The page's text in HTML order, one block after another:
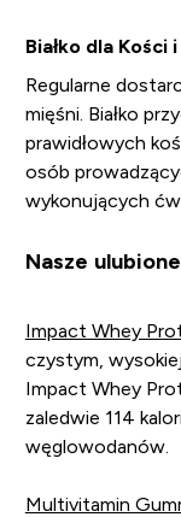
Białko dla Kości
Regularne
mięśni. Białko
prawidłowych
osób
wykonujących
Nasze ulubione
Impact Whey
czystym, wysokiej
Impact Whey
zaledwie 114
węglowodanów.
Multivitamin